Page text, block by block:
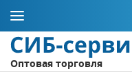
Оптовая торговля